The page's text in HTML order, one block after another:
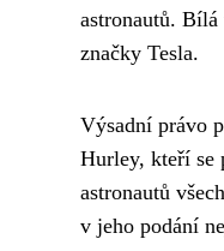
astronautů.
značky Tesla.
Výsadní právo
Hurley, kteří se
astronautů
v jeho podání